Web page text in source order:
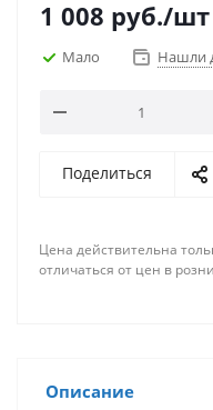
1 008 руб./шт
Мало Нашли
Поделиться
Цена действительна
отличаться от цен в
Описание